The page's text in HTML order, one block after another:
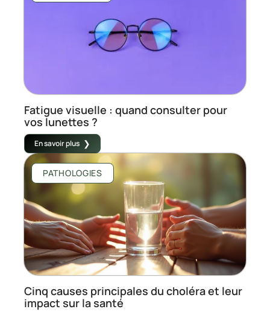
Fatigue visuelle : quand consulter pour
vos lunettes ?
En savoir plus
PATHOLOGIES
Cinq causes principales du choléra et leur
impact sur la santé